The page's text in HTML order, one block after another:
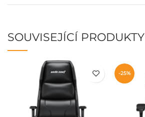
SOUVISEJÍCÍ PRODUKTY
-25%